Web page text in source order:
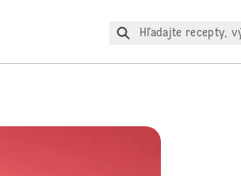
Hľadajte recepty,